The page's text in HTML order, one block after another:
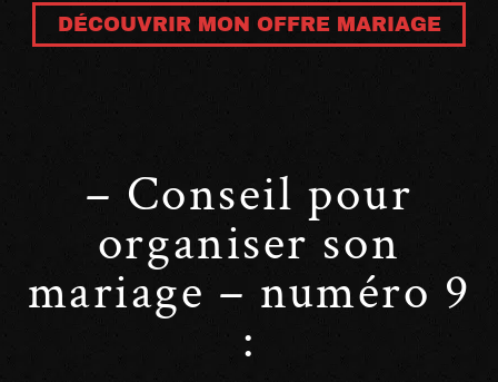
DÉCOUVRIR MON OFFRE MARIAGE
– Conseil pour
organiser son
mariage – numéro 9
: